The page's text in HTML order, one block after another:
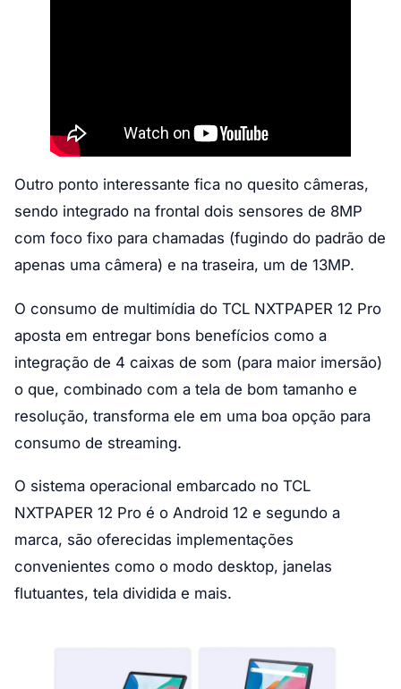
Outro ponto interessante fica no quesito câmeras,
sendo integrado na frontal dois sensores de 8MP
com foco fixo para chamadas (fugindo do padrão de
apenas uma câmera) e na traseira, um de 13MP.
O consumo de multimídia do TCL NXTPAPER 12 Pro
aposta em entregar bons benefícios como a
integração de 4 caixas de som (para maior imersão)
o que, combinado com a tela de bom tamanho e
resolução, transforma ele em uma boa opção para
consumo de streaming.
O sistema operacional embarcado no TCL
NXTPAPER 12 Pro é o Android 12 e segundo a
marca, são oferecidas implementações
convenientes como o modo desktop, janelas
flutuantes, tela dividida e mais.